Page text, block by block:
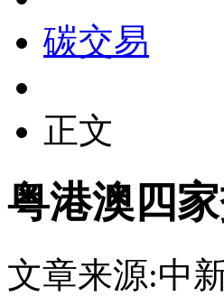
碳交易
正文
粤港澳四
文章来源:中